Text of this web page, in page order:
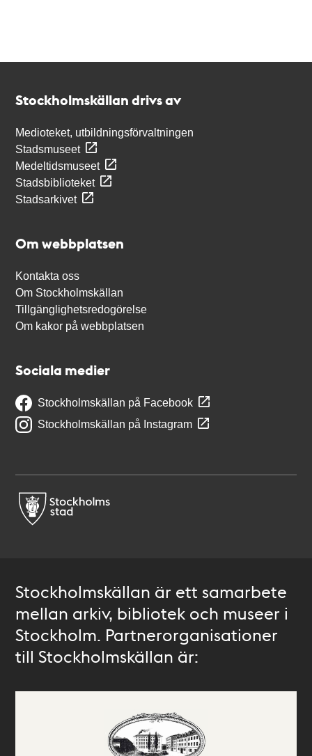
Stockholmskällan drivs av
Medioteket, utbildningsförvaltningen
Stadsmuseet
Medeltidsmuseet
Stadsbiblioteket
Stadsarkivet
Om webbplatsen
Kontakta oss
Om Stockholmskällan
Tillgänglighetsredogörelse
Om kakor på webbplatsen
Sociala medier
Stockholmskällan på Facebook
Stockholmskällan på Instagram
Stockholmskällan är ett samarbete
mellan arkiv, bibliotek och museer i
Stockholm. Partnerorganisationer
till Stockholmskällan är: